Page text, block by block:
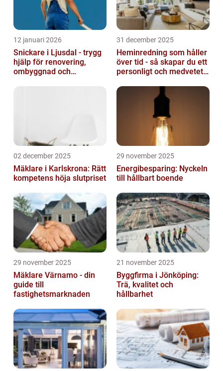
12 januari 2026
Snickare i Ljusdal - trygg
hjälp för renovering,
ombyggnad och
31 december 2025
Heminredning som håller
över tid - så skapar du ett
personligt och medvetet
02 december 2025
Mäklare i Karlskrona: Rätt
kompetens höja slutpriset
29 november 2025
Energibesparing: Nyckeln
till hållbart boende
29 november 2025
Mäklare Värnamo - din
guide till
fastighetsmarknaden
21 november 2025
Byggfirma i Jönköping:
Trä, kvalitet och
hållbarhet